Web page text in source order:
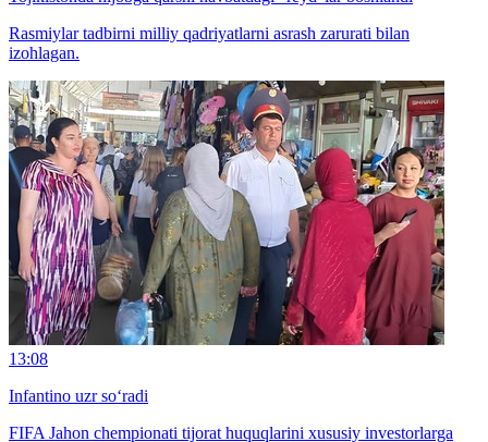
Rasmiylar tadbirni milliy qadriyatlarni asrash zarurati bilan
izohlagan.
13:08
Infantino uzr so‘radi
FIFA Jahon chempionati tijorat huquqlarini xususiy investorlarga